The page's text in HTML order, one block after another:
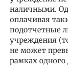
наличными.
оплачивая
подотчетные
учреждения
не может
рамках одного